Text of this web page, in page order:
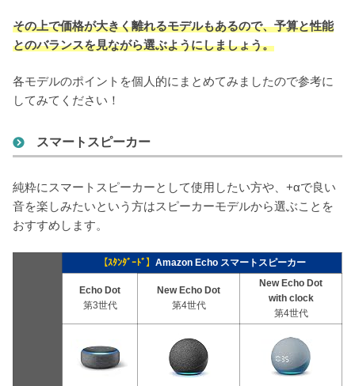
その上で価格が大きく離れるモデルもあるので、予算と性能
とのバランスを見ながら選ぶようにしましょう。
各モデルのポイントを個人的にまとめてみましたので参考に
してみてください！
スマートスピーカー
純粋にスマートスピーカーとして使用したい方や、+αで良い
音を楽しみたいという方はスピーカーモデルから選ぶことを
おすすめします。
【ｽﾀﾝﾀﾞｰﾄﾞ】 Amazon Echo スマートスピーカー
Echo Dot
第3世代
New Echo Dot
第4世代
New Echo Dot
with clock
第4世代